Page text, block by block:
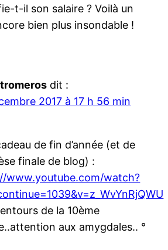
t-il son salaire ? Voilà un
bien plus insondable !
dit :
2017 à 17 h 56 min
de fin d’année (et de
finale de blog) :
www.youtube.com/watch?
de la 10ème
aux amygdales.. °